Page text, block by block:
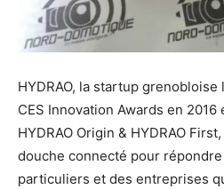
HYDRAO, la startup
CES Innovation Awards en 2016
HYDRAO Origin & HYDRAO
douche connecté pour
particuliers et des entreprises